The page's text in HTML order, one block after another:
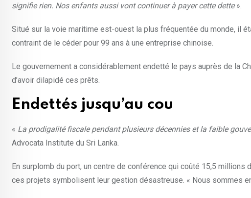
signifie rien. Nos enfants aussi vont continuer à payer cette dette».
Situé sur la voie maritime est-ouest la plus fréquentée du monde, il
contraint de le céder pour 99 ans à une entreprise chinoise.
Le gouvernement a considérablement endetté le pays auprès de la
d’avoir dilapidé ces prêts.
Endettés jusqu’au cou
« La prodigalité fiscale pendant plusieurs décennies et la faible
Advocata Institute du Sri Lanka.
En surplomb du port, un centre de conférence qui coûté 15,5 millions
ces projets symbolisent leur gestion désastreuse. « Nous sommes